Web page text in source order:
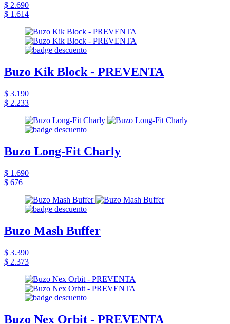
$ 2.690
$ 1.614
Buzo Kik Block - PREVENTA
$ 3.190
$ 2.233
Buzo Long-Fit Charly
$ 1.690
$ 676
Buzo Mash Buffer
$ 3.390
$ 2.373
Buzo Nex Orbit - PREVENTA